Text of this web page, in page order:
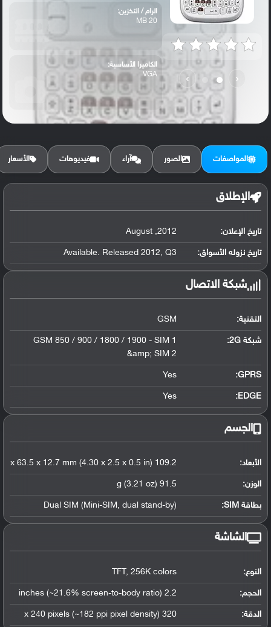
‹
›
الرام / التخزين:
20 MB
الكاميرا الأساسية:
VGA
المواصفات الصور آراء فيديوهات الأسعار
الإطلاق
تاريخ الإعلان: 2012, August
تاريخ نزوله الأسواق: Available. Released 2012, Q3
شبكة الاتصال
التقنية: GSM
شبكة 2G:
GSM 850 / 900 / 1800 / 1900 - SIM 1
&amp; SIM 2
GPRS:
Yes
EDGE:
Yes
الجسم
الأبعاد: 109.2 x 63.5 x 12.7 mm (4.30 x 2.5 x 0.5 in)
الوزن: 91.5 g (3.21 oz)
بطاقة SIM: Dual SIM (Mini-SIM, dual stand-by)
الشاشة
النوع: TFT, 256K colors
الحجم: 2.2 inches (~21.6% screen-to-body ratio)
الدقة: 320 x 240 pixels (~182 ppi pixel density)